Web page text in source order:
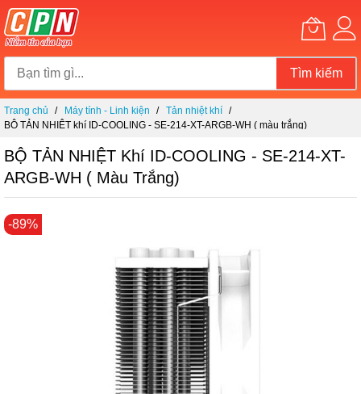
Tìm kiếm
Chuyển
đến
dung
Trang chủ Máy tính - Linh kiện
Tản nhiệt khí
BỘ TẢN NHIỆT khí ID-COOLING - SE-214-XT-ARGB-WH ( màu trắng)
BỘ TẢN NHIỆT Khí ID-COOLING - SE-214-XT-
ARGB-WH ( Màu Trắng)
Chuyển
đến
-89%